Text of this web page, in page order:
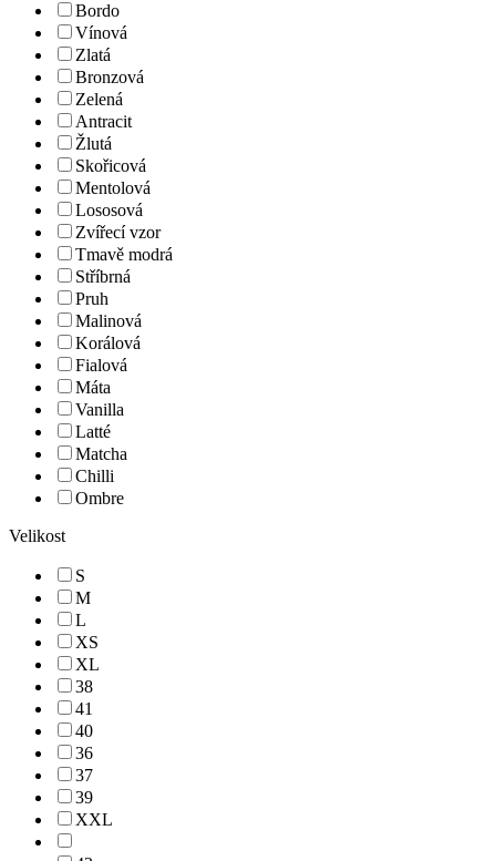
Bordo
Vínová
Zlatá
Bronzová
Zelená
Antracit
Žlutá
Skořicová
Mentolová
Lososová
Zvířecí vzor
Tmavě modrá
Stříbrná
Pruh
Malinová
Korálová
Fialová
Máta
Vanilla
Latté
Matcha
Chilli
Ombre
Velikost
S
M
L
XS
XL
38
41
40
36
37
39
XXL